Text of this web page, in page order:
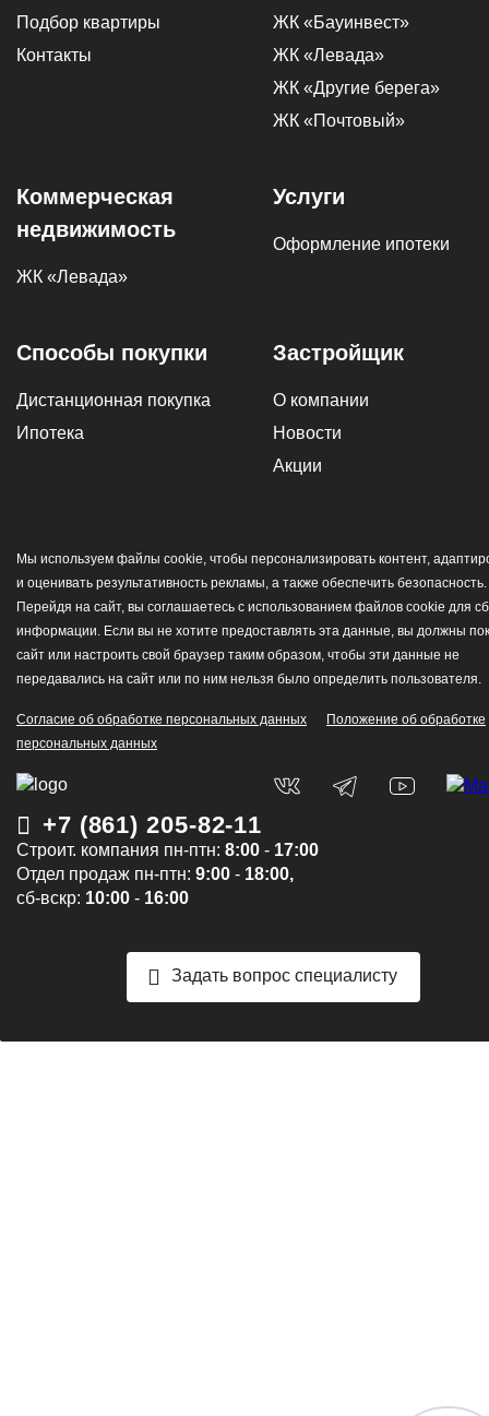
Подбор квартиры
Контакты
ЖК «Бауинвест»
ЖК «Левада»
ЖК «Другие берега»
ЖК «Почтовый»
Коммерческая
недвижимость
ЖК «Левада»
Услуги
Оформление ипотеки
Способы покупки
Дистанционная покупка
Ипотека
Застройщик
О компании
Новости
Акции
Cтроит. компания пн-птн: 8:00 - 17:00
Отдел продаж пн-птн: 9:00 - 18:00,
сб-вскр: 10:00 - 16:00
+7 (861) 205-82-11
Задать вопрос специалисту
Мы используем файлы cookie, чтобы персонализировать контент,
и оценивать результативность рекламы, а также обеспечить безопасность.
Перейдя на сайт, вы соглашаетесь с использованием файлов cookie для
информации. Если вы не хотите предоставлять эта данные, вы должны
сайт или настроить свой браузер таким образом, чтобы эти данные не
передавались на сайт или по ним нельзя было определить пользователя.
Согласие об обработке персональных данных
Положение об обработке
персональных данных